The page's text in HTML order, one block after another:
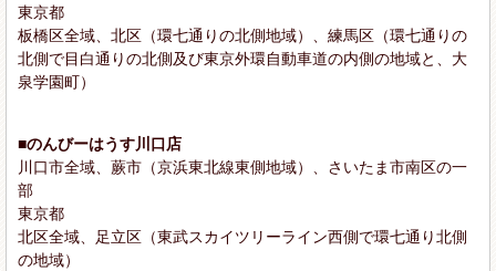
東京都
板橋区全域、北区（環七通りの北側地域）、練馬区（環七通りの
北側で目白通りの北側及び東京外環自動車道の内側の地域と、大
泉学園町）
■のんびーはうす川口店
川口市全域、蕨市（京浜東北線東側地域）、さいたま市南区の一
部
東京都
北区全域、足立区（東武スカイツリーライン西側で環七通り北側
の地域）